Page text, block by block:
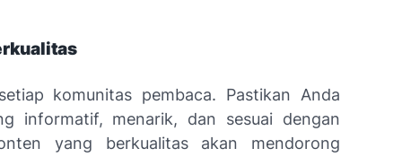
komunitas pembaca. Pastikan Anda
informatif, menarik, dan sesuai dengan
yang berkualitas akan mendorong